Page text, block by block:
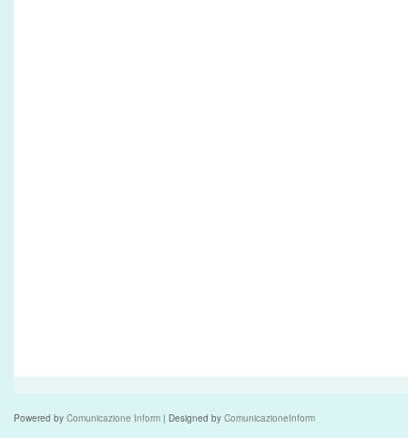
Powered by Comunicazione Inform | Designed by ComunicazioneInform